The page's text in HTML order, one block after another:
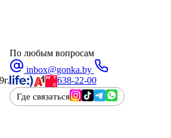
По любым вопросам
inbox@gonka.by
638-22-00
Где связаться